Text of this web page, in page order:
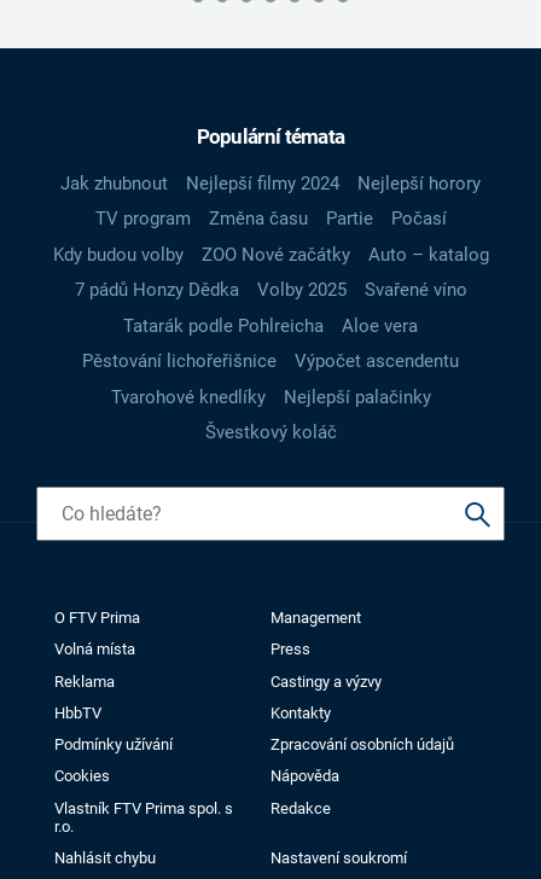
Populární témata
Jak zhubnout Nejlepší filmy 2024
Nejlepší horory
TV program
Změna času Partie
Počasí
Kdy budou volby
ZOO Nové začátky
Auto – katalog
7 pádů Honzy Dědka
Volby 2025
Svařené víno
Tatarák podle Pohlreicha
Aloe vera
Pěstování lichořeřišnice
Výpočet ascendentu
Tvarohové knedlíky
Nejlepší palačinky
Švestkový koláč
O FTV Prima
Management
Volná místa
Press
Reklama
Castingy a výzvy
HbbTV
Kontakty
Podmínky užívání
Zpracování osobních údajů
Cookies
Nápověda
Vlastník FTV Prima spol. s
r.o.
Redakce
Nahlásit chybu Nastavení soukromí